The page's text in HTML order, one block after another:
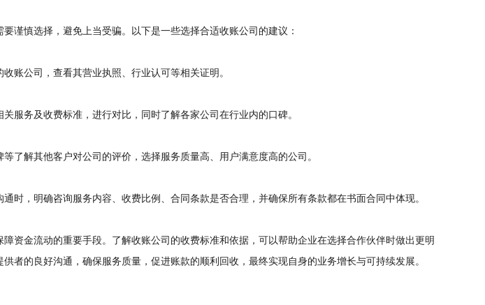
慎选择，避免上当受骗。以下是一些选择合适收账公司的建议：
公司，查看其营业执照、行业认可等相关证明。
务及收费标准，进行对比，同时了解各家公司在行业内的口碑。
解其他客户对公司的评价，选择服务质量高、用户满意度高的公司。
，明确咨询服务内容、收费比例、合同条款是否合理，并确保所有条款都在书面合同中体现。
金流动的重要手段。了解收账公司的收费标准和依据，可以帮助企业在选择合作伙伴时做出更明
者的良好沟通，确保服务质量，促进账款的顺利回收，最终实现自身的业务增长与可持续发展。